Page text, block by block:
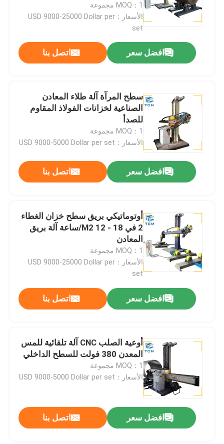
MOQ：1 مجموعة
الأسعار：USD 9000-25000 Dollar per
set
افضل سعر اتصل بنا
سطح المرآة آلة طلاء المعادن
الصناعية لخزانات الفولاذ المقاوم
للصدأ
MOQ：1 مجموعة
الأسعار：USD 9000-5000 Dollar per set
افضل سعر اتصل بنا
أوتوماتيكي بريق سطح خزان الغطاء
2 في 18 - 12 M2/ساعة آلة بريق
المعادن
MOQ：1 مجموعة
الأسعار：USD 9000-25000 Dollar per
set
افضل سعر اتصل بنا
أوعية الصلب CNC آلة تلقائية للمس
المعدن 380 فولت للسطح الداخلي
MOQ：1 مجموعة
الأسعار：USD 9000-5000 Dollar per set
افضل سعر اتصل بنا